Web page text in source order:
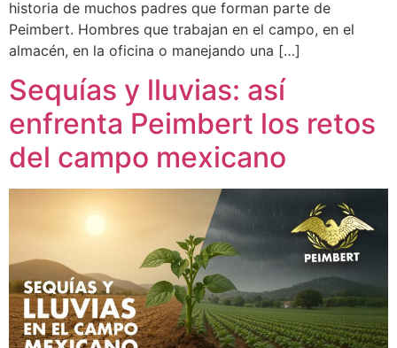
historia de muchos padres que forman parte de
Peimbert. Hombres que trabajan en el campo, en el
almacén, en la oficina o manejando una […]
Sequías y lluvias: así
enfrenta Peimbert los retos
del campo mexicano